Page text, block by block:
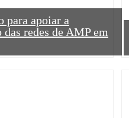
para apoiar a
redes de AMP em